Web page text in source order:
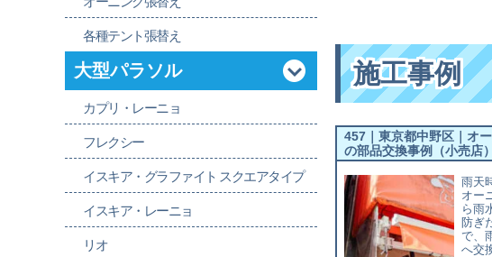
施工事例
457｜東京都中野区｜オ
の部品交換事例（小売店）
雨天
オー
ら雨
防ぎ
で、
へ交
各種テント張替え
大型パラソル
カプリ・レーニョ
フレクシー
イスキア・グラファイト スクエアタイプ
イスキア・レーニョ
リオ